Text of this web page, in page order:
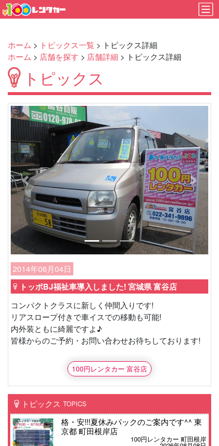
ホーム > トピックス一覧 > トピックス詳細
ホーム > 店舗を探す > 店舗詳細 > トピックス詳細
トピックス
Previous Next
2014年06月04日
トッポBJ福祉車導入しました! 宮城県 富谷店
コンパクトクラスに新しく仲間入りです!
リアスロープ付きで車イスでの移動も可能!
内外装ともに綺麗ですよ♪
皆様からのご予約・お問い合わせお待ちしております!
100円レンタカー 富谷店
トピックス TOPICS
格・安!!!夏休みパックのご案内です^^ 東
京都 町田根岸店
100円レンタカー 町田根岸